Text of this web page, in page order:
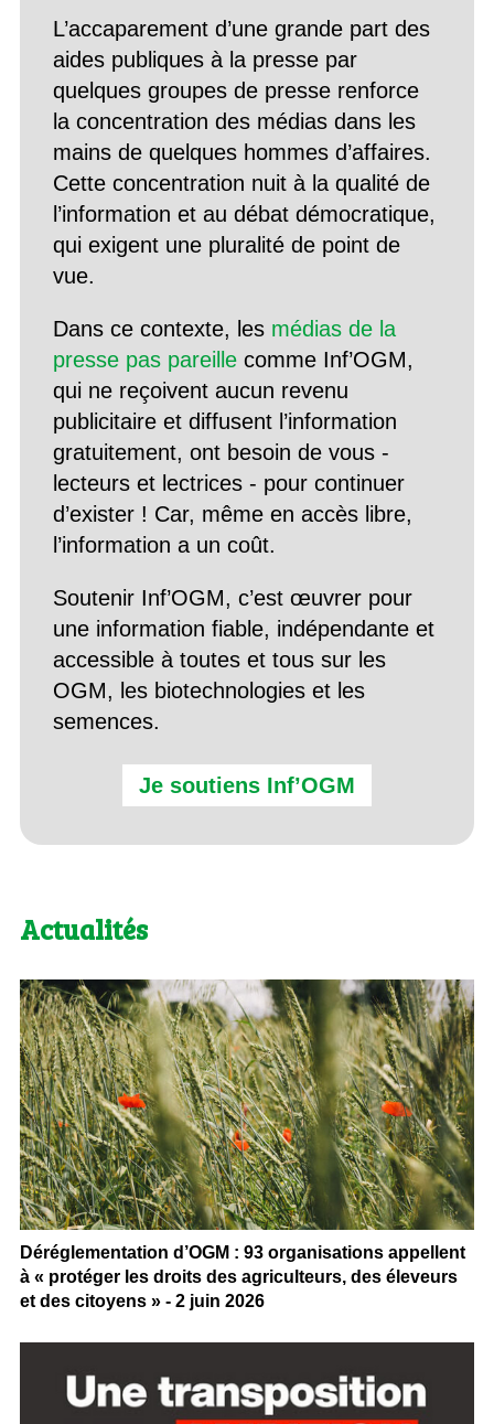
L’accaparement d’une grande part des
aides publiques à la presse par
quelques groupes de presse renforce
la concentration des médias dans les
mains de quelques hommes d’affaires.
Cette concentration nuit à la qualité de
l’information et au débat démocratique,
qui exigent une pluralité de point de
vue.
Dans ce contexte, les médias de la
presse pas pareillecomme Inf’OGM,
qui ne reçoivent aucun revenu
publicitaire et diffusent l’information
gratuitement, ont besoin de vous -
lecteurs et lectrices - pour continuer
d’exister ! Car, même en accès libre,
l’information a un coût.
Soutenir Inf’OGM, c’est œuvrer pour
une information fiable, indépendante et
accessible à toutes et tous sur les
OGM, les biotechnologies et les
semences.
Je soutiens Inf’OGM
Actualités
Déréglementation d’OGM : 93 organisations appellent
à « protéger les droits des agriculteurs, des éleveurs
et des citoyens » - 2 juin 2026